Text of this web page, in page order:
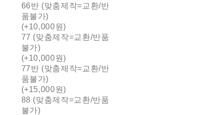
66반 (맞춤제작=교환/반
품불가)
(+10,000원)
77 (맞춤제작=교환/반품
불가)
(+10,000원)
77반 (맞춤제작=교환/반
품불가)
(+15,000원)
88 (맞춤제작=교환/반품
불가)